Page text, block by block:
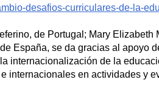
desafios-curriculares-de-la-
de Portugal; Mary Elizabeth
España, se da gracias al apoyo
internacionalización de la
internacionales en actividades y